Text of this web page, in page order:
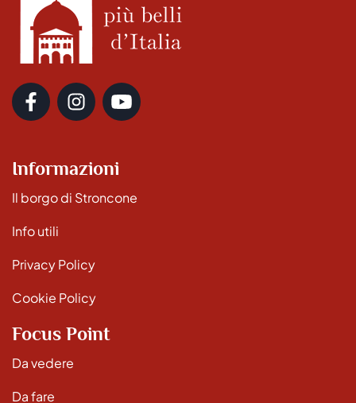
Informazioni
Il borgo di Stroncone
Info utili
Privacy Policy
Cookie Policy
Focus Point
Da vedere
Da fare